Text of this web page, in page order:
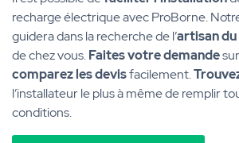
recharge électrique avec ProBorne.
guidera dans la recherche de l’artisan
de chez vous.Faites votre demande
comparez les devisfacilement.
l’installateur le plus à même de remplir
conditions.